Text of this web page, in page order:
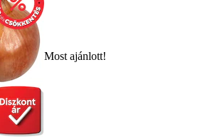
Most ajánlott!